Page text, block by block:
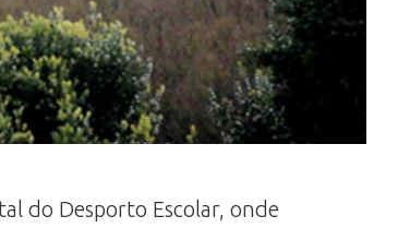
do Desporto Escolar, onde